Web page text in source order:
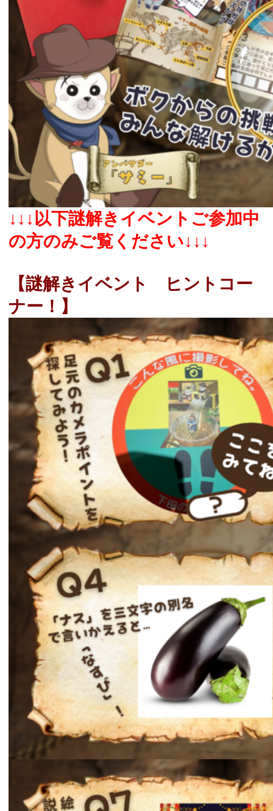
↓↓↓以下謎解きイベントご参加中
の方のみご覧ください↓↓↓
【謎解きイベント ヒントコー
ナー！】